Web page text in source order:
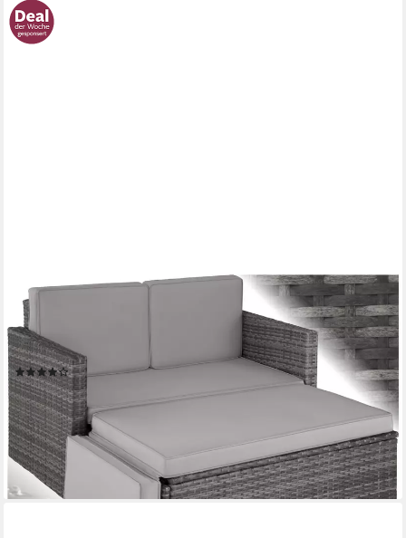
TECTAKE
Loungeset Rattan Lounge, Hocker mit klappbarer Stütze,
(Gartenlounge Korfu, 2-tlg., in grau), 2-Sitzer, widerstandsfähig,
UV-beständig, Dicke der Polster 8 cm
(140)
165,99 € 189,99 €
nur bis Dienstag
-13%
lieferbar - in 2-3 Werktagen bei dir